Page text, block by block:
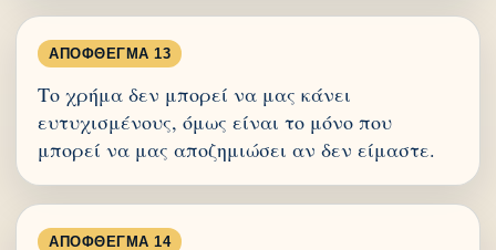
ΑΠΌΦΘΕΓΜΑ 13
Το χρήμα δεν μπορεί να μας κάνει
ευτυχισμένους, όμως είναι το μόνο που
μπορεί να μας αποζημιώσει αν δεν είμαστε.
ΑΠΌΦΘΕΓΜΑ 14